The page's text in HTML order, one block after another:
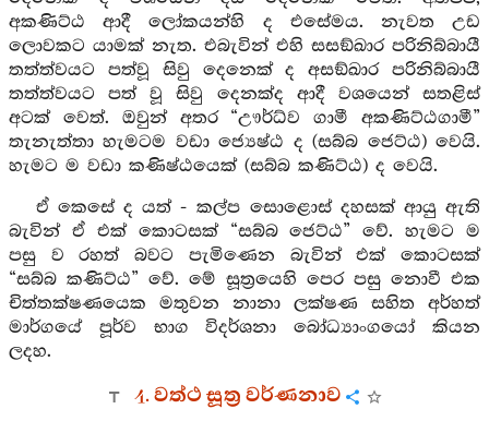
අකණිට්ඨ ආදී ලෝකයන්හි ද එසේමය. නැවත උඩ
ලොවකට යාමක් නැත. එබැවින් එහි සසඞ්ඛාර පරිනිබ්බායී
තත්ත්වයට පත්වූ සිවු දෙනෙක් ද අසඞ්ඛාර පරිනිබ්බායී
තත්ත්වයට පත් වූ සිවු දෙනක්ද ආදී වශයෙන් සතළිස්
අටක් වෙත්. ඔවුන් අතර “ඌර්ධ්ව ගාමී අකණිට්ඨගාමී”
තැනැත්තා හැමටම වඩා ජ්‍යෙෂ්ඨ ද (සබ්බ ජෙට්ඨ) වෙයි.
හැමට ම වඩා කණිෂ්ඨයෙක් (සබ්බ කණිට්ඨ) ද වෙයි.
ඒ කෙසේ ද යත් - කල්ප සොළොස් දහසක් ආයු ඇති
බැවින් ඒ එක් කොටසක් “සබ්බ ජෙට්ඨ” වේ. හැමට ම
පසු ව රහත් බවට පැමිණෙන බැවින් එක් කොටසක්
“සබ්බ කණිට්ඨ” වේ. මේ සූත්‍රයෙහි පෙර පසු නොවී එක
චිත්තක්ෂණයෙක මතුවන නානා ලක්ෂණ සහිත අර්හත්
මාර්ගයේ පූර්ව භාග විදර්ශනා බෝධ්‍යාංගයෝ කියන
ලදහ.
4. වත්ථ සූත්‍ර වර්ණනාව